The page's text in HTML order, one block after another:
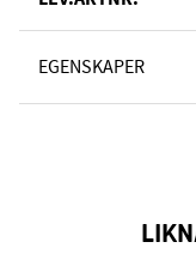
EGENSKAPER